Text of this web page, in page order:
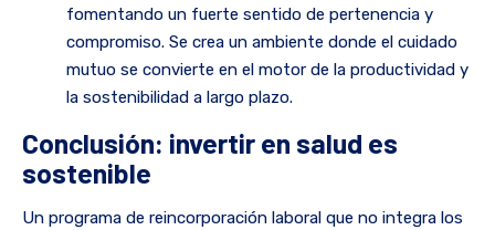
fomentando un fuerte sentido de pertenencia y
compromiso. Se crea un ambiente donde el cuidado
mutuo se convierte en el motor de la productividad y
la sostenibilidad a largo plazo.
Conclusión: invertir en salud es
sostenible
Un programa de reincorporación laboral que no integra los